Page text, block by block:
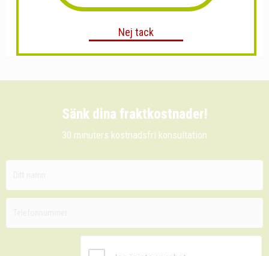
Sänk dina fraktkostnader!
30 minuters kostnadsfri konsultation
Nej tack